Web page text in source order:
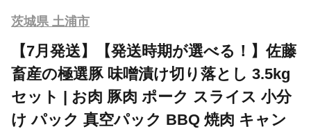
茨城県 土浦市
【7月発送】【発送時期が選べる！】佐藤
畜産の極選豚 味噌漬け切り落とし 3.5kg
セット | お肉 豚肉 ポーク スライス 小分
け パック 真空パック BBQ 焼肉 キャン